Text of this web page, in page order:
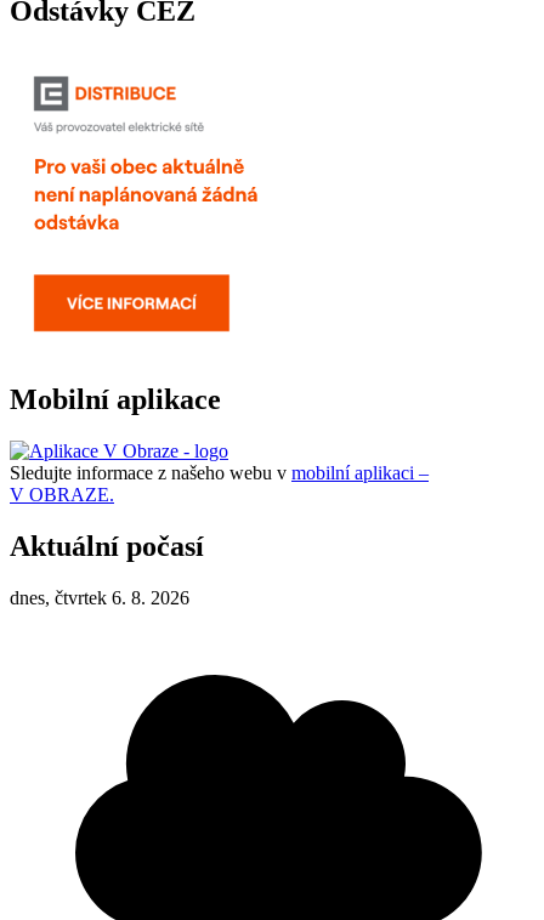
Odstávky ČEZ
Mobilní aplikace
Sledujte informace z našeho webu v mobilní aplikaci –
V OBRAZE.
Aktuální počasí
dnes, čtvrtek 6. 8. 2026